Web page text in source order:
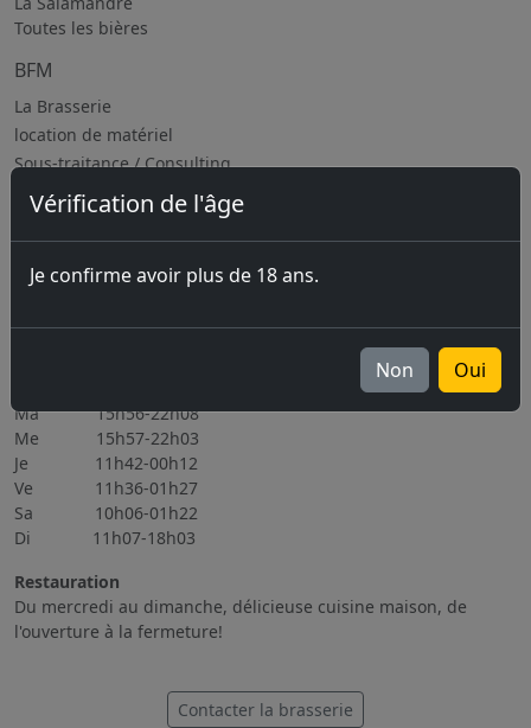
Vérification de l'âge
Je confirme avoir plus de 18 ans.
Non Oui
Toutes les bières
BFM
La Brasserie
location de matériel
Sous-traitance / Consulting
Jobs
Prochains évènements
06.11.2026 Brassin Public 6-7.11.2026
Heures d'ouverture
Ma 15h56-22h08
Me 15h57-22h03
Je 11h42-00h12
Ve 11h36-01h27
Sa 10h06-01h22
Di 11h07-18h03
Restauration
Du mercredi au dimanche, délicieuse cuisine maison, de
l'ouverture à la fermeture!
Contacter la brasserie